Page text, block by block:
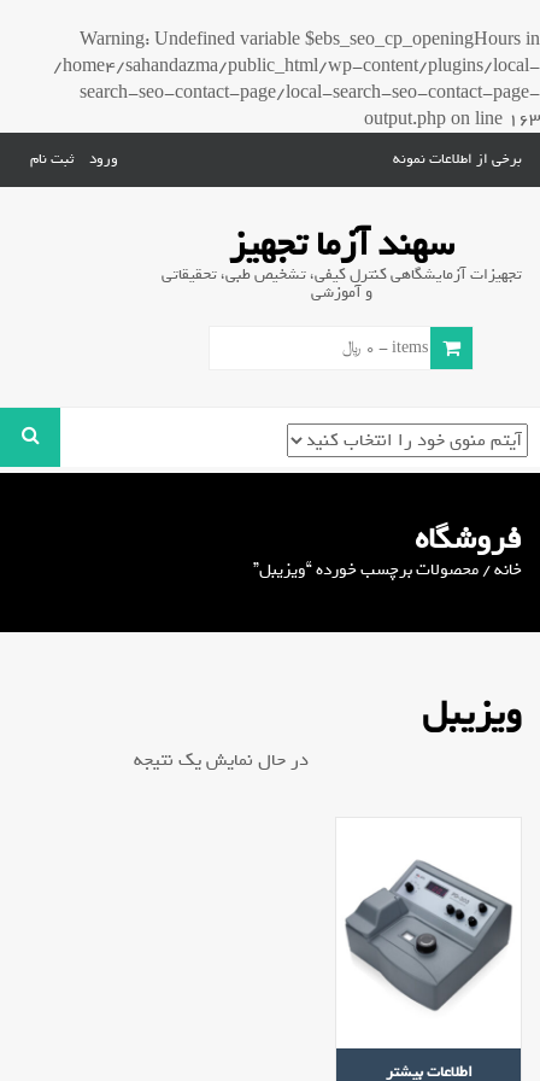
Warning: Undefined variable $ebs_seo_cp_openingHours in
/home4/sahandazma/public_html/wp-content/plugins/local-
search-seo-contact-page/local-search-seo-contact-page-
output.phpon line 163
برخی از اطلاعات نمونه ورود ثبت نام
سهند آزما تجهیز
تجهیزات آزمایشگاهی کنترل کیفی، تشخیص طبی، تحقیقاتی
و آموزشی
0 ﷼
فروشگاه
خانه/ محصولات برچسب خورده “ویزیبل”
ویزیبل
در حال نمایش یک نتیجه
اطلاعات بیشتر